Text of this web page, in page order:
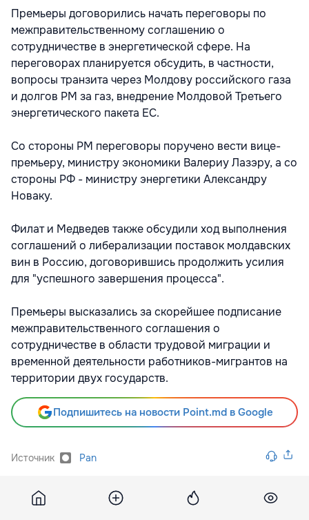
Премьеры договорились начать переговоры по
межправительственному соглашению о
сотрудничестве в энергетической сфере. На
переговорах планируется обсудить, в частности,
вопросы транзита через Молдову российского газа
и долгов РМ за газ, внедрение Молдовой Третьего
энергетического пакета ЕС.
Со стороны РМ переговоры поручено вести вице-
премьеру, министру экономики Валериу Лазэру, а со
стороны РФ - министру энергетики Александру
Новаку.
Филат и Медведев также обсудили ход выполнения
соглашений о либерализации поставок молдавских
вин в Россию, договорившись продолжить усилия
для "успешного завершения процесса".
Премьеры высказались за скорейшее подписание
межправительственного соглашения о
сотрудничестве в области трудовой миграции и
временной деятельности работников-мигрантов на
территории двух государств.
Подпишитесь на новости Point.md в Google
Источник Pan